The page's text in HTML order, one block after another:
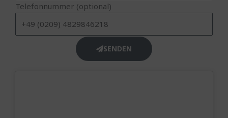
Telefonnummer (optional)
SENDEN